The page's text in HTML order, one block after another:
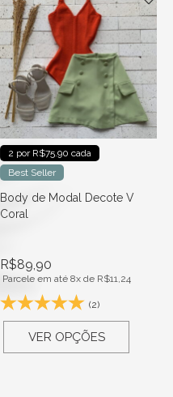
2 por R$75.90 cada
Best Seller
Body de Modal Decote V
Coral
R$89,90
Parcele em até 8x de R$11,24
(2)
VER OPÇÕES